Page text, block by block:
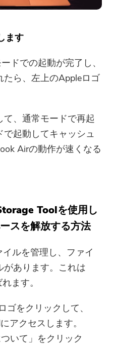
ます
ドでの起動が完了し、
ら、左上のAppleロゴ
、通常モードで再起
起動してキャッシュ
Airの動作が速くなる
Toolを使用し
スを解放する方法
ルを管理し、ファイ
があります。これは
ます。
ゴをクリックして、
アクセスします。
いて」をクリック